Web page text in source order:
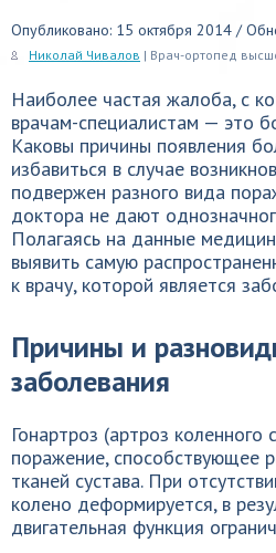
Опубликовано: 15 октября 2014 /
Николай Чивалов | Врач-ортопед
Наиболее частая жалоба, с
врачам-специалистам — это
Каковы причины появления
избавиться в случае
подвержен разного вида
доктора не дают
Полагаясь на данные
выявить самую
к врачу, которой является
Причины и
заболевания
Гонартроз (артроз коленного
поражение, способствующее
тканей сустава. При
колено деформируется, в
двигательная функция